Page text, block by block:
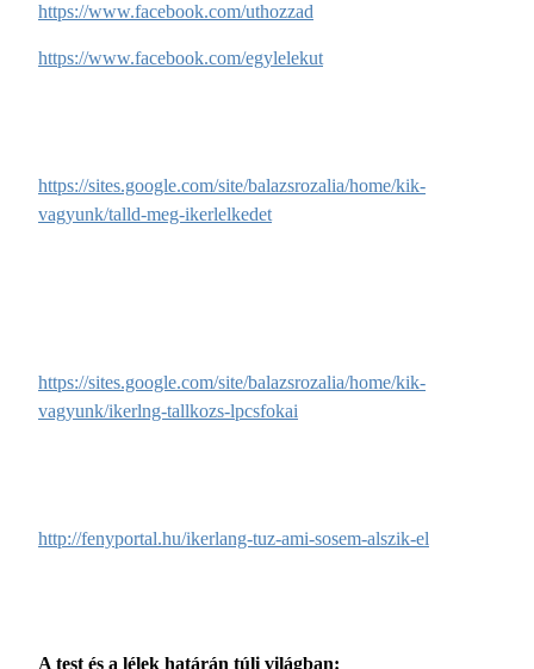
https://www.facebook.com/uthozzad
https://www.facebook.com/egylelekut
https://sites.google.com/site/balazsrozalia/home/kik-
vagyunk/talld-meg-ikerlelkedet
https://sites.google.com/site/balazsrozalia/home/kik-
vagyunk/ikerlng-tallkozs-lpcsfokai
http://fenyportal.hu/ikerlang-tuz-ami-sosem-alszik-el
A test és a lélek határán túli világban: